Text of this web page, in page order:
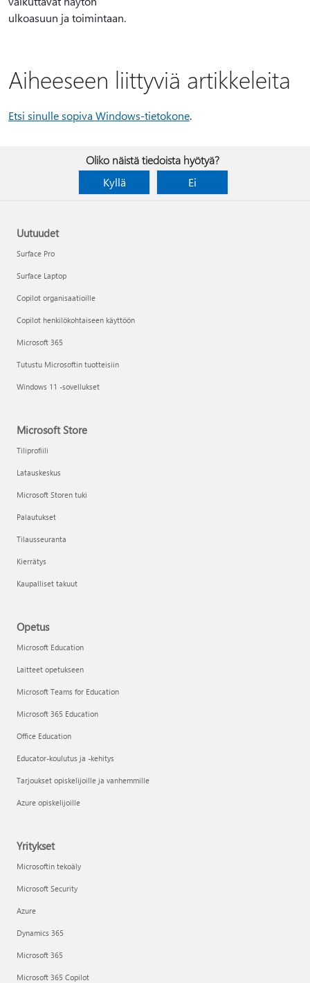
ulkoasuun ja toimintaan.
Aiheeseen liittyviä artikkeleita
Etsi sinulle sopiva Windows-tietokone.
Oliko näistä tiedoista hyötyä?
Kyllä
Ei
Uutuudet
Surface Pro
Surface Laptop
Copilot organisaatioille
Copilot henkilökohtaiseen käyttöön
Microsoft 365
Tutustu Microsoftin tuotteisiin
Windows 11 -sovellukset
Microsoft Store
Tiliprofiili
Latauskeskus
Microsoft Storen tuki
Palautukset
Tilausseuranta
Kierrätys
Kaupalliset takuut
Opetus
Microsoft Education
Laitteet opetukseen
Microsoft Teams for Education
Microsoft 365 Education
Office Education
Educator-koulutus ja -kehitys
Tarjoukset opiskelijoille ja vanhemmille
Azure opiskelijoille
Yritykset
Microsoftin tekoäly
Microsoft Security
Azure
Dynamics 365
Microsoft 365
Microsoft 365 Copilot